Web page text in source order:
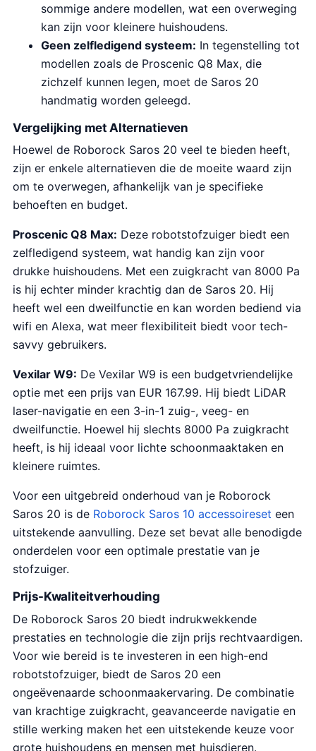
sommige andere modellen, wat een overweging
kan zijn voor kleinere huishoudens.
Geen zelfledigend systeem: In tegenstelling tot
modellen zoals de Proscenic Q8 Max, die
zichzelf kunnen legen, moet de Saros 20
handmatig worden geleegd.
Vergelijking met Alternatieven
Hoewel de Roborock Saros 20 veel te bieden heeft,
zijn er enkele alternatieven die de moeite waard zijn
om te overwegen, afhankelijk van je specifieke
behoeften en budget.
Proscenic Q8 Max: Deze robotstofzuiger biedt een
zelfledigend systeem, wat handig kan zijn voor
drukke huishoudens. Met een zuigkracht van 8000 Pa
is hij echter minder krachtig dan de Saros 20. Hij
heeft wel een dweilfunctie en kan worden bediend via
wifi en Alexa, wat meer flexibiliteit biedt voor tech-
savvy gebruikers.
Vexilar W9: De Vexilar W9 is een budgetvriendelijke
optie met een prijs van EUR 167.99. Hij biedt LiDAR
laser-navigatie en een 3-in-1 zuig-, veeg- en
dweilfunctie. Hoewel hij slechts 8000 Pa zuigkracht
heeft, is hij ideaal voor lichte schoonmaaktaken en
kleinere ruimtes.
Voor een uitgebreid onderhoud van je Roborock
Saros 20 is de Roborock Saros 10 accessoireset een
uitstekende aanvulling. Deze set bevat alle benodigde
onderdelen voor een optimale prestatie van je
stofzuiger.
Prijs-Kwaliteitverhouding
De Roborock Saros 20 biedt indrukwekkende
prestaties en technologie die zijn prijs rechtvaardigen.
Voor wie bereid is te investeren in een high-end
robotstofzuiger, biedt de Saros 20 een
ongeëvenaarde schoonmaakervaring. De combinatie
van krachtige zuigkracht, geavanceerde navigatie en
stille werking maken het een uitstekende keuze voor
grote huishoudens en mensen met huisdieren.